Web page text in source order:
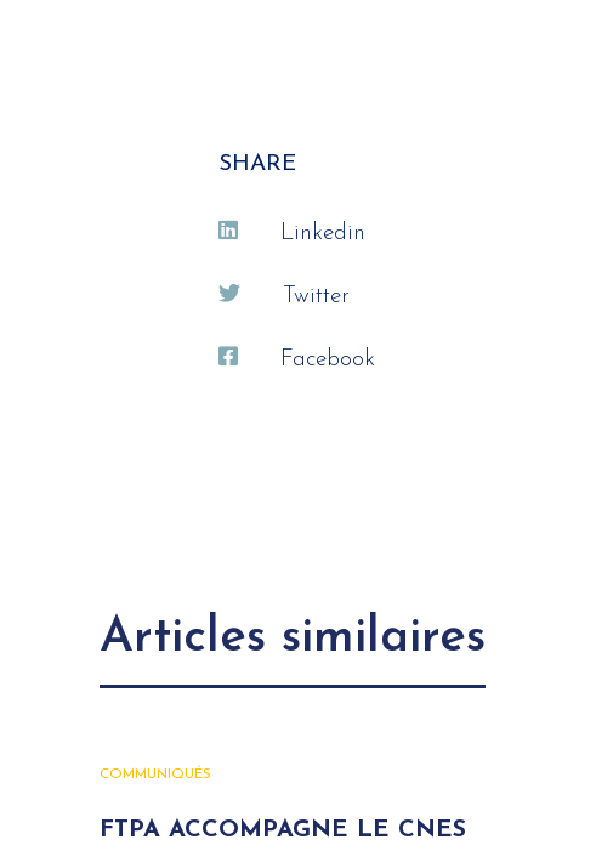
SHARE
Linkedin
Twitter
Facebook
Articles similaires
COMMUNIQUÉS
FTPA ACCOMPAGNE LE CNES